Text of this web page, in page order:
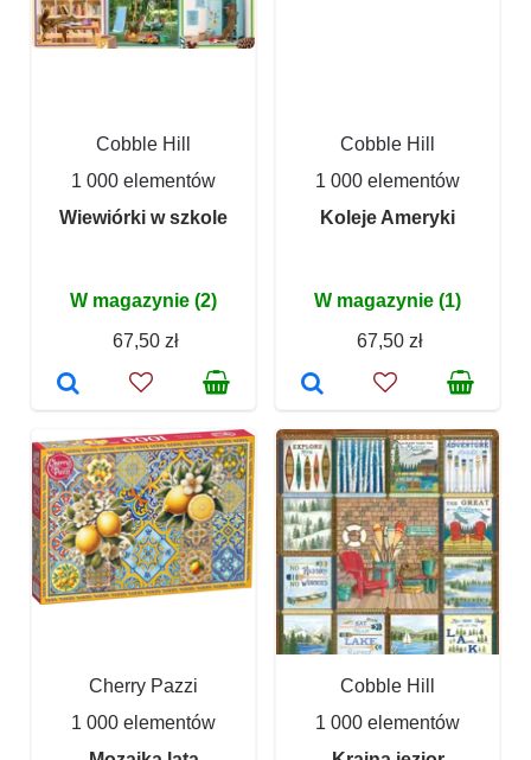
Cobble Hill
1 000 elementów
Wiewiórki w szkole
W magazynie (2)
67,50 zł
Cobble Hill
1 000 elementów
Koleje Ameryki
W magazynie (1)
67,50 zł
Cherry Pazzi
1 000 elementów
Cobble Hill
1 000 elementów